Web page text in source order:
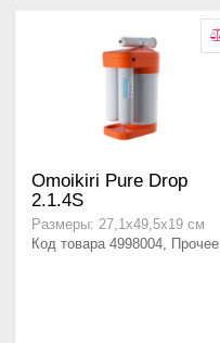
Omoikiri Pure Drop
2.1.4S
Размеры: 27,1х49,5х19 см
Код товара 4998004, Прочее